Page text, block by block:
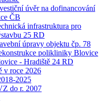
úvěr na dofinancování
ČB
infrastruktura pro
25 RD
úpravy objektu čp. 78
polikliniky Blovice
- Hradiště 24 RD
v roce 2026
2025
do r. 2007